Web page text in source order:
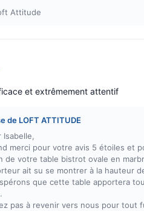
Attitude
et extrêmement attentif
de LOFT ATTITUDE
Isabelle,
merci pour votre avis 5 étoiles et
de votre table bistrot ovale en
ait su se montrer à la hauteur
que cette table apportera
pas à revenir vers nous pour tout